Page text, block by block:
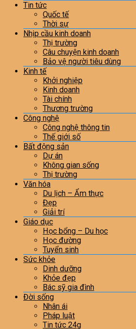
Tin tức
Quốc tế
Thời sự
Nhịp cầu kinh doanh
Thị trường
Câu chuyện kinh doanh
Bảo vệ người tiêu dùng
Kinh tế
Khởi nghiệp
Kinh doanh
Tài chính
Thương trường
Công nghệ
Công nghệ thông tin
Thế giới số
Bất động sản
Dự án
Không gian sống
Thị trường
Văn hóa
Du lịch – Ẩm thực
Đẹp
Giải trí
Giáo dục
Học bổng – Du học
Học đường
Tuyển sinh
Sức khỏe
Dinh dưỡng
Khỏe đẹp
Bác sỹ gia đình
Đời sống
Nhân ái
Pháp luật
Tin tức 24g